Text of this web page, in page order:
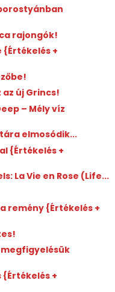
rajongók!
{Értékelés +
új Grincs!
– Mély víz
elmosódik...
{Értékelés +
La Vie en Rose (Life...
remény {Értékelés +
megfigyelésük
{Értékelés +